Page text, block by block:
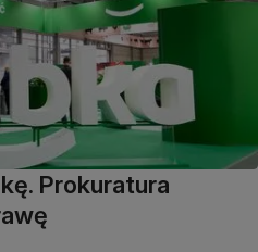
Prokuratura